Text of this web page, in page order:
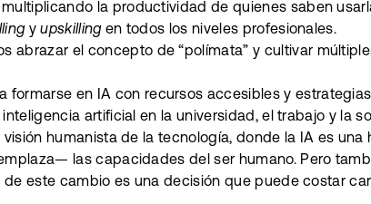
la productividad de quienes saben
yupskillingen todos los niveles profesionales.
abrazar el concepto de “polímata” y cultivar
formarse en IA con recursos accesibles y
artificial en la universidad, el trabajo y la
humanista de la tecnología, donde la IA es una
las capacidades del ser humano. Pero
de este cambio es una decisión que puede costar